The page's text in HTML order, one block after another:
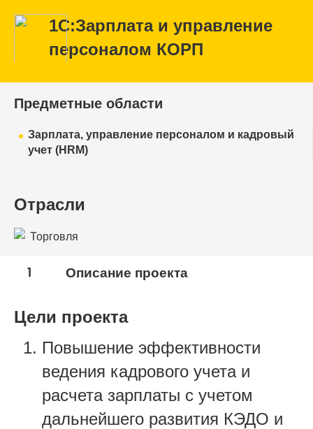
1С:Зарплата и управление
персоналом КОРП
Предметные области
Зарплата, управление персоналом и кадровый
учет (HRM)
Отрасли
Торговля
1 Описание проекта
Цели проекта
Повышение эффективности
ведения кадрового учета и
расчета зарплаты с учетом
дальнейшего развития КЭДО и